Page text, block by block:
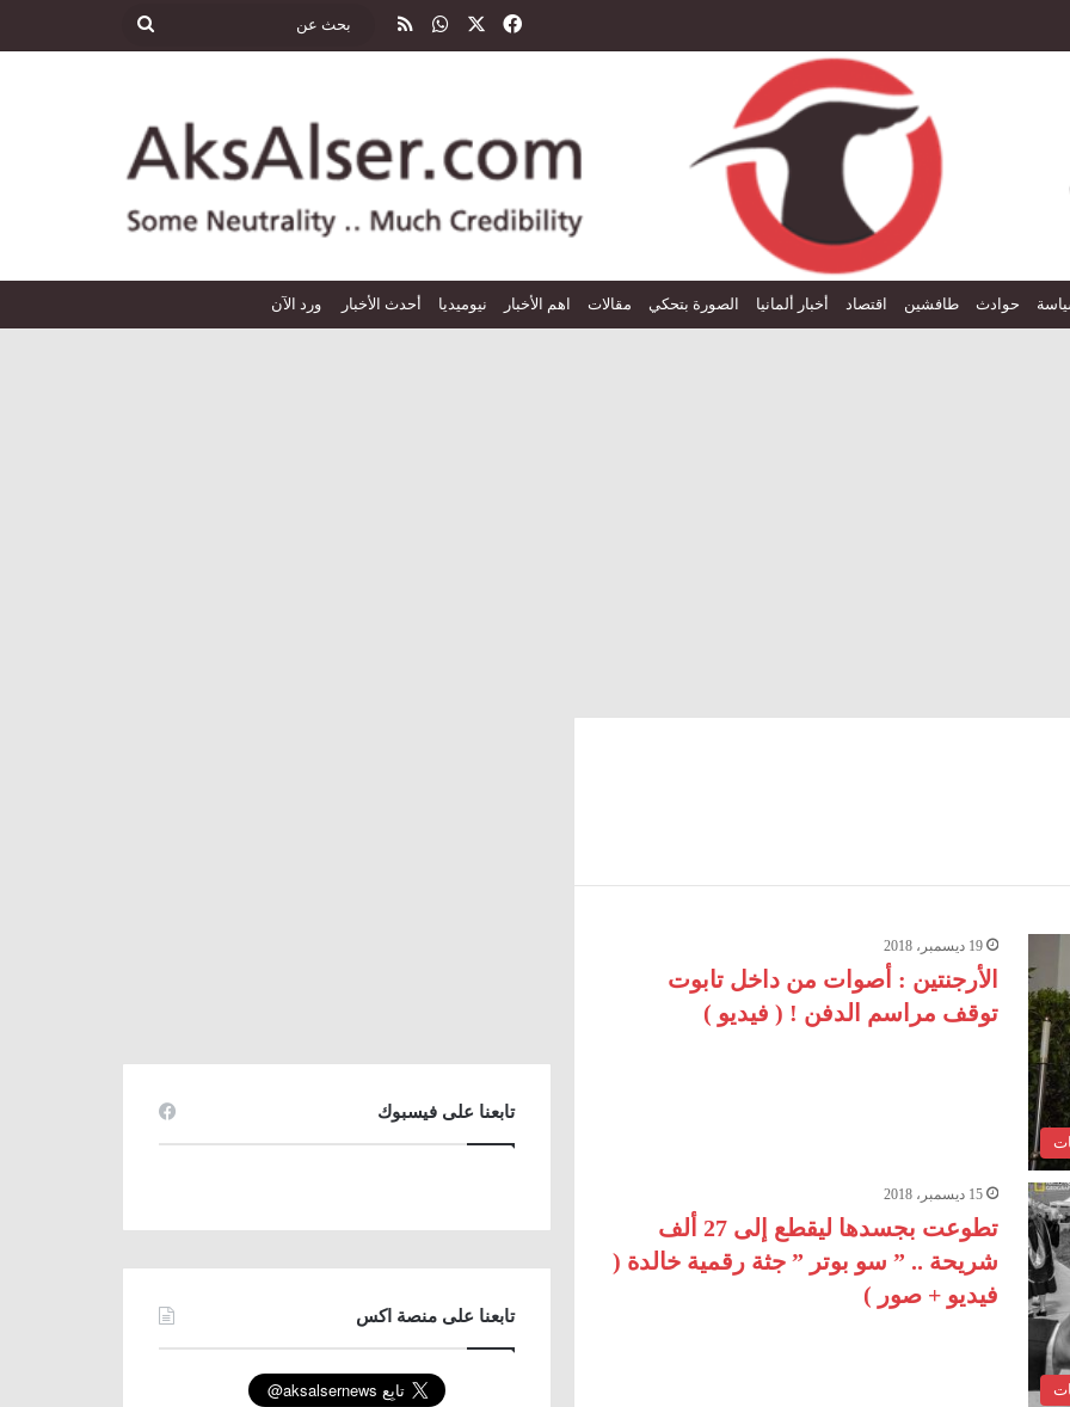
فيسبوك واتسابملخص الموقع RSS بحث
حوادث طافشين اقتصاد أخبار ألمانيا الصورة بتحكي مقالات اهم الأخبار نيوميديا أحدث الأخبار ورد الآن
19 ديسمبر، 2018
الأرجنتين : أصوات من داخل تابوت
توقف مراسم الدفن ! ( فيديو )
15 ديسمبر، 2018
تطوعت بجسدها ليقطع إلى 27 ألف
شريحة .. ” سو بوتر ” جثة رقمية خالدة (
فيديو + صور )
تابعنا على فيسبوك
تابعنا على منصة اكس